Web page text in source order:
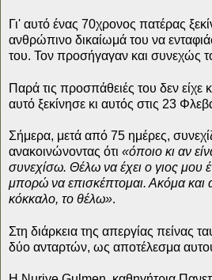
Γι' αυτό ένας 70χρονος πατέρας
ανθρώπινο δικαίωμά του να
του. Τον προσήγαγαν και συνεχώς
Παρά τις προσπάθειές του δεν είχε
αυτό ξεκίνησε κι αυτός στις 23
Σήμερα, μετά από 75 ημέρες,
ανακοινώνοντας ότι «όποιο κι αν
συνεχίσω. Θέλω να έχει ο γιος μου
μπορώ να επισκέπτομαι. Ακόμα και
κόκκαλο, το θέλω».
Στη διάρκεια της απεργίας πείνας
δύο ανταρτών, ως αποτέλεσμα